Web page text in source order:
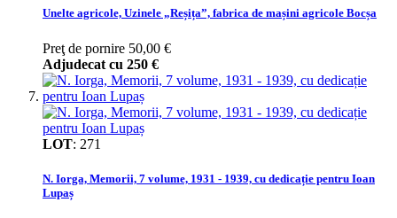
Unelte agricole, Uzinele „Reșița”, fabrica de mașini agricole Bocșa
Preţ de pornire 50,00 €
Adjudecat cu 250 €
LOT: 271
N. Iorga, Memorii, 7 volume, 1931 - 1939, cu dedicație pentru Ioan
Lupaș